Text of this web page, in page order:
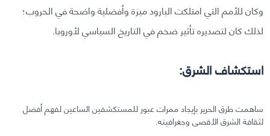
وكان للأمم التي امتلكت البارود ميزة وأفضلية واضحة في الحروب؛
لذلك كان لتصديره تأثير ضخم في التاريخ السياسي لأوروبا.
استكشاف الشرق:
ساهمت طرق الحرير بإيجاد ممرات عبور للمستكشفين الساعين لفهم أفضل
لثقافة الشرق الأقصى وجغرافيته.